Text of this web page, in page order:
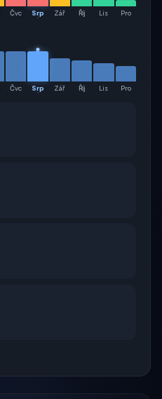
Čvc Srp Zář Říj Lis Pro
Čvc Srp Zář Říj Lis Pro